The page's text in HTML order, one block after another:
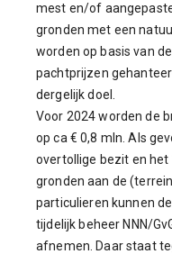
mest en/of
gronden met een
worden op basis van
pachtprijzen
dergelijk doel.
Voor 2024 worden de
op ca € 0,8 mln. Als
overtollige bezit en het
gronden aan de
particulieren kunnen
tijdelijk beheer NNN/
afnemen. Daar staat